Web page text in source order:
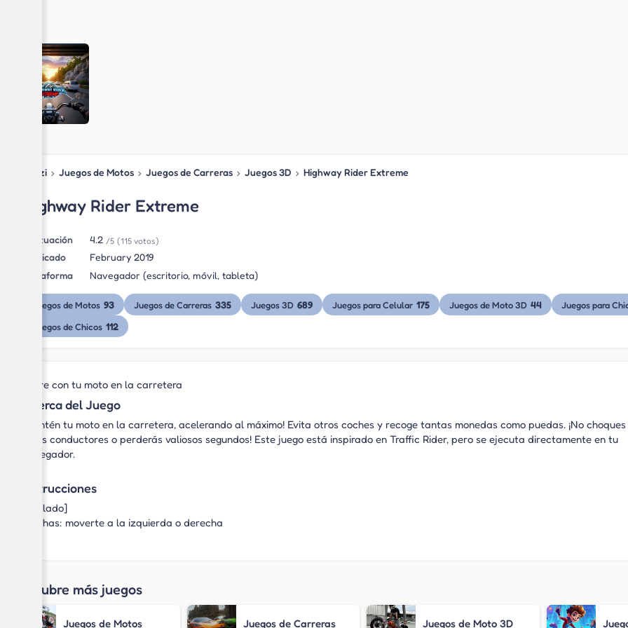
Blipzi › Juegos de Motos › Juegos de Carreras › Juegos 3D › Highway Rider Extreme
Highway Rider Extreme
Puntuación 4.2 /5 (115 votos)
Publicado
February 2019
Plataforma
Navegador (escritorio, móvil, tableta)
Juegos de Motos 93 Juegos de Carreras 335 Juegos 3D 689 Juegos para Celular 175 Juegos de Moto 3D 44 Juegos para
Juegos de Chicos 112
Corre con tu moto en la carretera
Acerca del Juego
¡Mantén tu moto en la carretera, acelerando al máximo! Evita otros coches y recoge tantas monedas como puedas. ¡No
otros conductores o perderás valiosos segundos! Este juego está inspirado en Traffic Rider, pero se ejecuta directamente en tu
navegador.
Instrucciones
[Teclado]
Flechas: moverte a la izquierda o derecha
Descubre más juegos
Juegos de Motos Juegos de Carreras Juegos de Moto 3D